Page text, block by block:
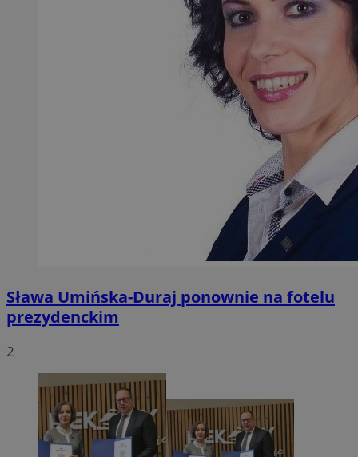
Sława Umińska-Duraj ponownie na fotelu
prezydenckim
2